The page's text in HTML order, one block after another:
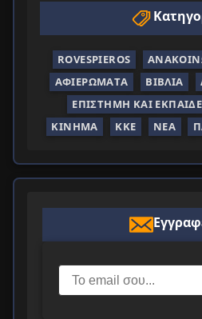
ROVESPIEROS
ΑΦΙΕΡΏΜΑΤΑ
ΒΙΒΛΊΑ
ΕΠΙΣΤΉΜΗ ΚΑΙ
ΚΊΝΗΜΑ
ΚΚΕ ΝΈΑ